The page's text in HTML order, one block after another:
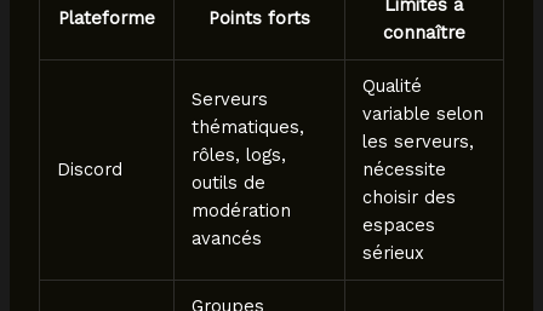
Plateforme Points forts
Limites à
connaître
Discord
Serveurs
thématiques,
rôles, logs,
outils de
modération
avancés
Qualité
variable selon
les serveurs,
nécessite
choisir des
espaces
sérieux
Groupes